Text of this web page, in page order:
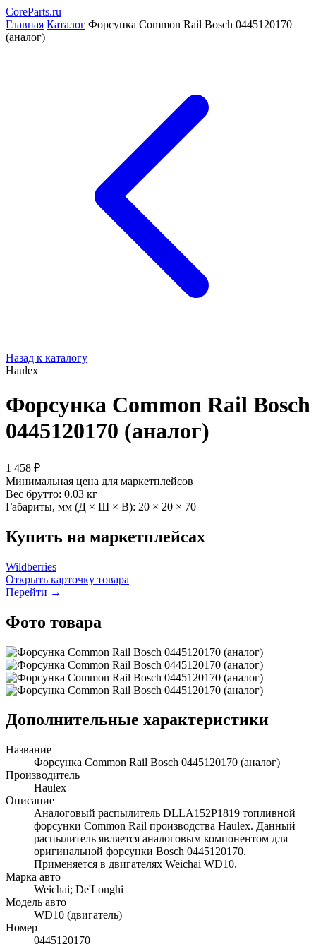
CoreParts.ru
Главная Каталог Форсунка Common Rail Bosch 0445120170
(аналог)
Назад к каталогу
Haulex
Форсунка Common Rail Bosch
0445120170 (аналог)
1 458 ₽
Минимальная цена для маркетплейсов
Вес брутто: 0.03 кг
Габариты, мм (Д × Ш × В): 20 × 20 × 70
Купить на маркетплейсах
Wildberries
Открыть карточку товара
Перейти →
Фото товара
Дополнительные характеристики
Название
Форсунка Common Rail Bosch 0445120170 (аналог)
Производитель
Haulex
Описание
Аналоговый распылитель DLLA152P1819 топливной
форсунки Common Rail производства Haulex. Данный
распылитель является аналоговым компонентом для
оригинальной форсунки Bosch 0445120170.
Применяется в двигателях Weichai WD10.
Марка авто
Weichai; De'Longhi
Модель авто
WD10 (двигатель)
Номер
0445120170